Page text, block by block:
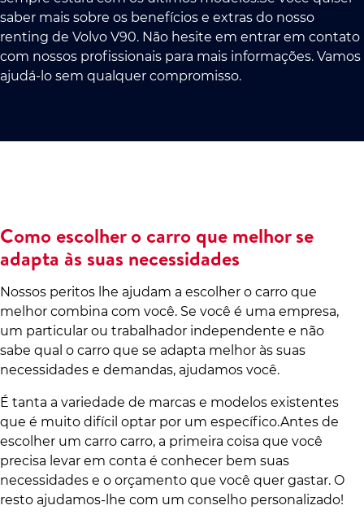
saber mais sobre os benefícios e extras do nosso
renting de Volvo V90. Não hesite em entrar em contato
com nossos profissionais para mais informações. Vamos
ajudá-lo sem qualquer compromisso.
Como escolher o carro que melhor se
adapta às suas necessidades
Nossos peritos lhe ajudam a escolher o carro que
melhor combina com você. Se você é uma empresa,
um particular ou trabalhador independente e não
sabe qual o carro que se adapta melhor às suas
necessidades e demandas, ajudamos você.
É tanta a variedade de marcas e modelos existentes
que é muito difícil optar por um específico.Antes de
escolher um carro carro, a primeira coisa que você
precisa levar em conta é conhecer bem suas
necessidades e o orçamento que você quer gastar. O
resto ajudamos-lhe com um conselho personalizado!